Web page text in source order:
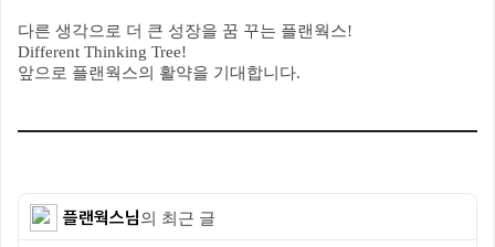
다른 생각으로 더 큰 성장을 꿈 꾸는 플랜웍스!
Different Thinking Tree!
앞으로 플랜웍스의 활약을 기대합니다.
플랜웍스님의 최근 글